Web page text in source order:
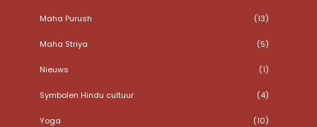
Maha Purush (13)
Maha Striya (5)
Nieuws (1)
Symbolen Hindu cultuur (4)
Yoga (10)